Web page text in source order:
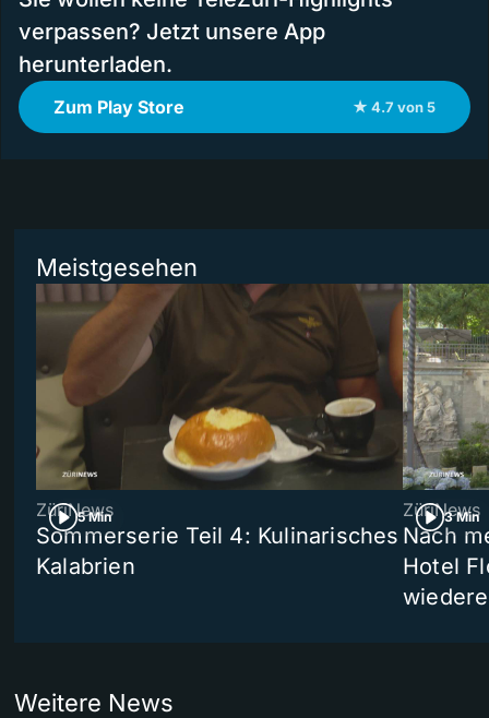
verpassen? Jetzt unsere App
herunterladen.
Zum Play Store ★ 4.7 von 5
Meistgesehen
5 Min
ZüriNews
Sommerserie Teil 4: Kulinarisches
Kalabrien
3 Min
ZüriNews
Nach
Hotel
Weitere News